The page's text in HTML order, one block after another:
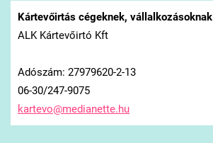
Kártevőirtás cégeknek, vállalkozásoknak
ALK Kártevőirtó Kft
Adószám: 27979620-2-13
06-30/247-9075
kartevo@medianette.hu